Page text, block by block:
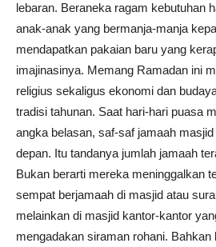
lebaran. Beraneka ragam kebutuhan
anak-anak yang bermanja-manja
mendapatkan pakaian baru yang
imajinasinya. Memang Ramadan ini
religius sekaligus ekonomi dan
tradisi tahunan. Saat hari-hari puasa
angka belasan, saf-saf jamaah
depan. Itu tandanya jumlah jamaah
Bukan berarti mereka meninggalkan
sempat berjamaah di masjid atau
melainkan di masjid kantor-kantor
mengadakan siraman rohani.